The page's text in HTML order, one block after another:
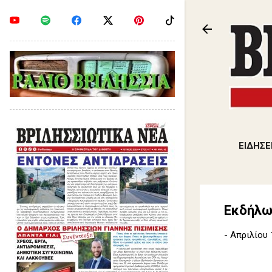
- Απριλίου